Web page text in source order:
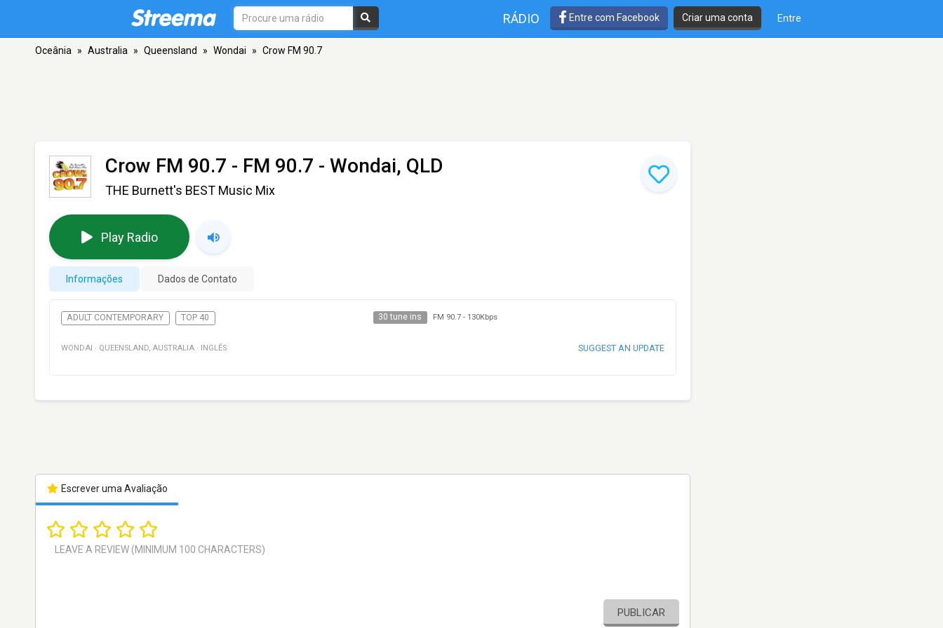
RÁDIO Entre com Facebook Criar uma conta Entre
Oceânia » Australia » Queensland » Wondai » Crow FM 90.7
Crow FM 90.7 - FM 90.7 - Wondai, QLD
THE Burnett's BEST Music Mix
Play Radio
Informações Dados de Contato
ADULT CONTEMPORARY TOP 40 30 tune ins FM 90.7- 130Kbps
WONDAI · QUEENSLAND, AUSTRALIA · INGLÊS SUGGEST AN UPDATE
Escrever uma Avaliação
PUBLICAR